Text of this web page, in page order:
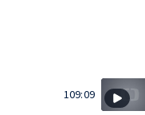
109:09